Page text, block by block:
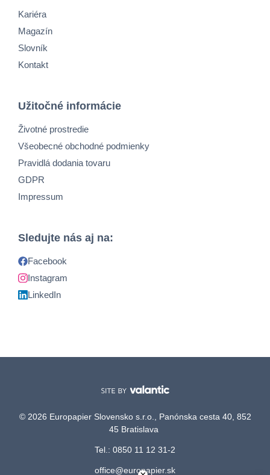
Kariéra
Magazín
Slovník
Kontakt
Užitočné informácie
Životné prostredie
Všeobecné obchodné podmienky
Pravidlá dodania tovaru
GDPR
Impressum
Sledujte nás aj na:
Facebook
Instagram
LinkedIn
© 2026 Europapier Slovensko s.r.o., Panónska cesta 40, 852
45 Bratislava
Tel.: 0850 11 12 31-2
office@europapier.sk